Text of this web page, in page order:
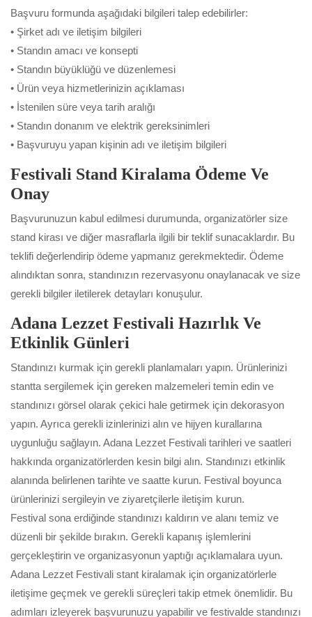
Başvuru formunda aşağıdaki bilgileri talep edebilirler:
• Şirket adı ve iletişim bilgileri
• Standın amacı ve konsepti
• Standın büyüklüğü ve düzenlemesi
• Ürün veya hizmetlerinizin açıklaması
• İstenilen süre veya tarih aralığı
• Standın donanım ve elektrik gereksinimleri
• Başvuruyu yapan kişinin adı ve iletişim bilgileri
Festivali Stand Kiralama Ödeme Ve
Onay
Başvurunuzun kabul edilmesi durumunda, organizatörler size
stand kirası ve diğer masraflarla ilgili bir teklif sunacaklardır. Bu
teklifi değerlendirip ödeme yapmanız gerekmektedir. Ödeme
alındıktan sonra, standınızın rezervasyonu onaylanacak ve size
gerekli bilgiler iletilerek detayları konuşulur.
Adana Lezzet Festivali Hazırlık Ve
Etkinlik Günleri
Standınızı kurmak için gerekli planlamaları yapın. Ürünlerinizi
stantta sergilemek için gereken malzemeleri temin edin ve
standınızı görsel olarak çekici hale getirmek için dekorasyon
yapın. Ayrıca gerekli izinlerinizi alın ve hijyen kurallarına
uygunluğu sağlayın. Adana Lezzet Festivali tarihleri ve saatleri
hakkında organizatörlerden kesin bilgi alın. Standınızı etkinlik
alanında belirlenen tarihte ve saatte kurun. Festival boyunca
ürünlerinizi sergileyin ve ziyaretçilerle iletişim kurun.
Festival sona erdiğinde standınızı kaldırın ve alanı temiz ve
düzenli bir şekilde bırakın. Gerekli kapanış işlemlerini
gerçekleştirin ve organizasyonun yaptığı açıklamalara uyun.
Adana Lezzet Festivali stant kiralamak için organizatörlerle
iletişime geçmek ve gerekli süreçleri takip etmek önemlidir. Bu
adımları izleyerek başvurunuzu yapabilir ve festivalde standınızı